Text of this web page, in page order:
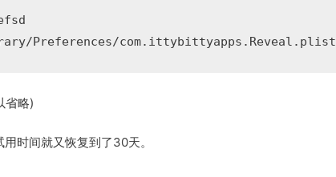
Preferences/com.ittybittyapps.Reveal.plist
省略)
时间就又恢复到了30天。